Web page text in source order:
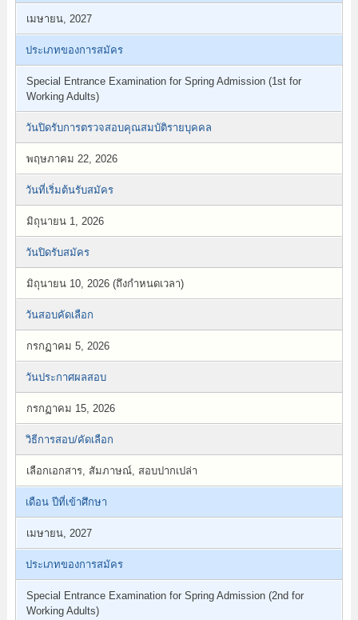
เมษายน, 2027
ประเภทของการสมัคร
Special Entrance Examination for Spring Admission (1st for
Working Adults)
วันปิดรับการตรวจสอบคุณสมบัติรายบุคคล
พฤษภาคม 22, 2026
วันที่เริ่มต้นรับสมัคร
มิถุนายน 1, 2026
วันปิดรับสมัคร
มิถุนายน 10, 2026 (ถึงกำหนดเวลา)
วันสอบคัดเลือก
กรกฏาคม 5, 2026
วันประกาศผลสอบ
กรกฏาคม 15, 2026
วิธีการสอบ/คัดเลือก
เลือกเอกสาร, สัมภาษณ์, สอบปากเปล่า
เดือน ปีที่เข้าศึกษา
เมษายน, 2027
ประเภทของการสมัคร
Special Entrance Examination for Spring Admission (2nd for
Working Adults)